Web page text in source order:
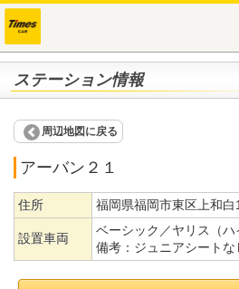
ステーション情報
周辺地図に戻る
アーバン２１
住所 福岡県福岡市東区上和白
設置車両
ベーシック／ヤリス（ハ
備考： ジュニアシートな